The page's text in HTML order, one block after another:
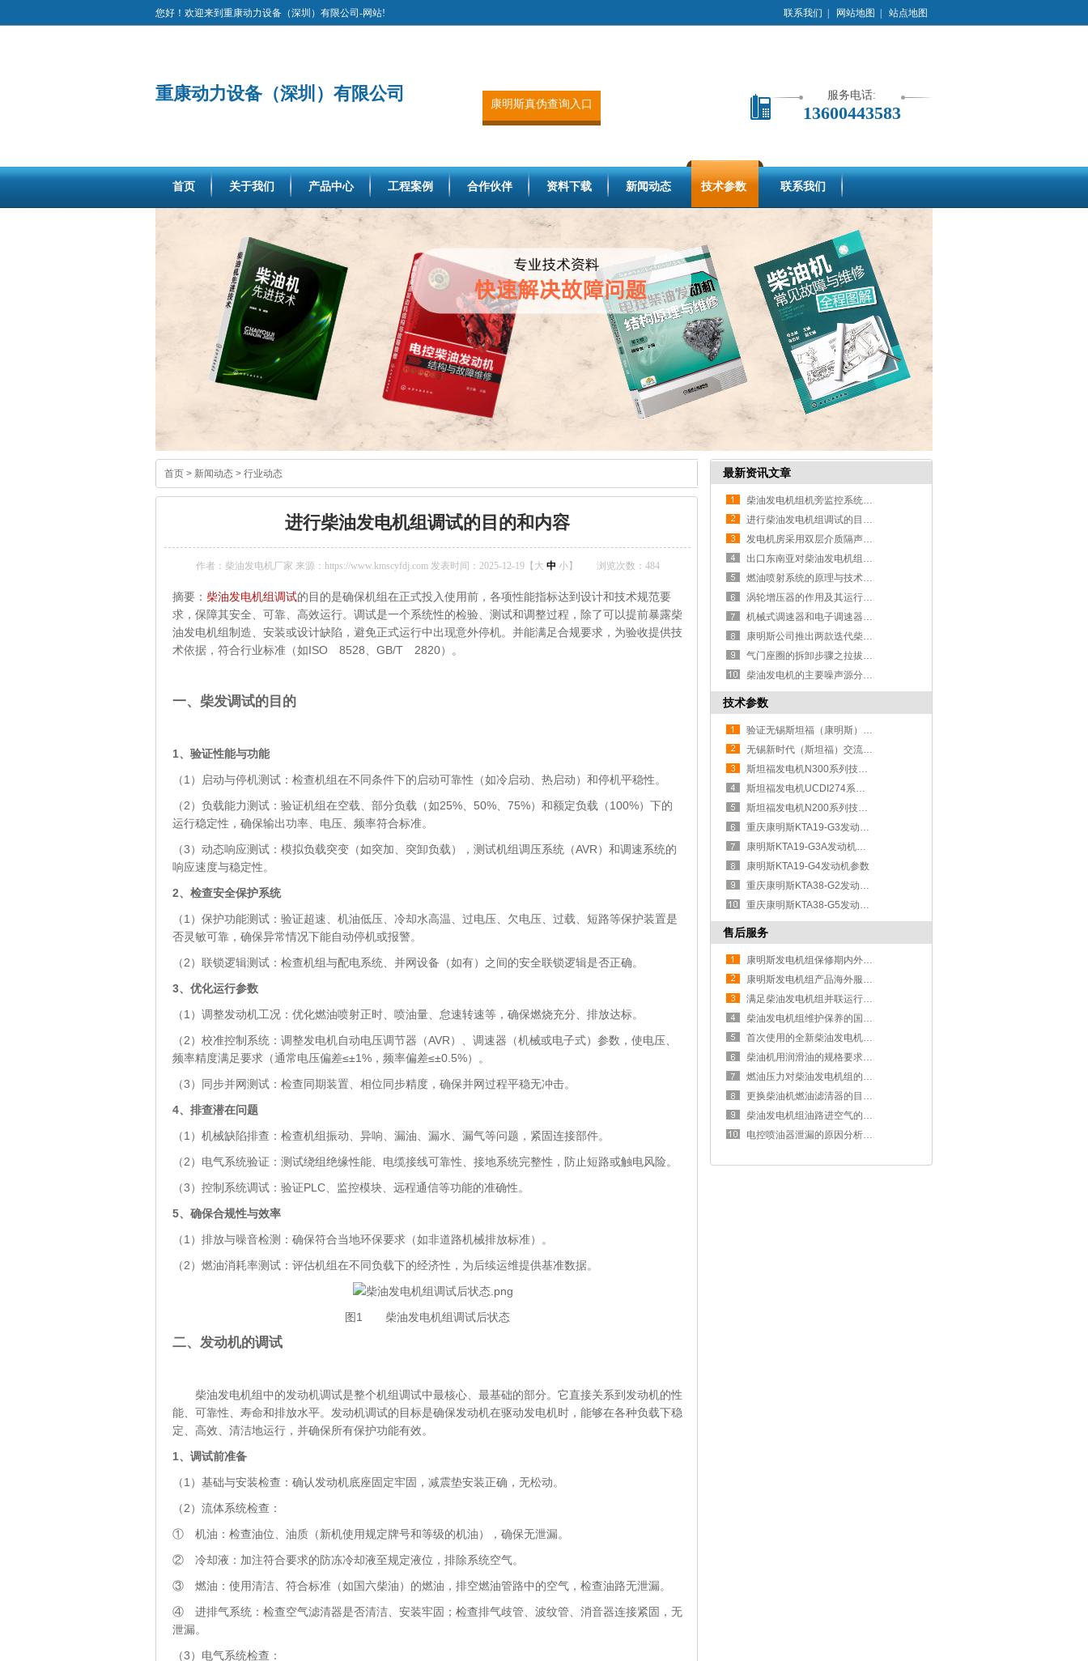
联系我们 网站地图 站点地图
您好！欢迎来到重康动力设备（深圳）有限公司-网站!
服务电话:
13600443583
重康动力设备（深圳）有限公司
康明斯真伪查询入口
首页 关于我们 产品中心 工程案例 合作伙伴 资料下载 新闻动态 技术参数 联系我们
首页 > 新闻动态 > 行业动态
进行柴油发电机组调试的目的和内容
作者：柴油发电机厂家 来源：https://www.kmscyfdj.com 发表时间：2025-12-19【 大 中 小】 浏览次数： 484
摘要： 柴油发电机组调试的目的是确保机组在正式投入使用前，各项性能指标达到设计和技术规范要
求，保障其安全、可靠、高效运行。调试是一个系统性的检验、测试和调整过程，除了可以提前暴露柴
油发电机组制造、安装或设计缺陷，避免正式运行中出现意外停机。并能满足合规要求，为验收提供技
术依据，符合行业标准（如ISO 8528、GB/T 2820）。
一、柴发调试的目的
1、 验证性能与功能
（1）启动与停机测试：检查机组在不同条件下的启动可靠性（如冷启动、热启动）和停机平稳性。
（2）负载能力测试：验证机组在空载、部分负载（如25%、50%、75%）和额定负载（100%）下的
运行稳定性，确保输出功率、电压、频率符合标准。
（3）动态响应测试：模拟负载突变（如突加、突卸负载），测试机组调压系统（AVR）和调速系统的
响应速度与稳定性。
2、 检查安全保护系统
（1）保护功能测试：验证超速、机油低压、冷却水高温、过电压、欠电压、过载、短路等保护装置是
否灵敏可靠，确保异常情况下能自动停机或报警。
（2）联锁逻辑测试：检查机组与配电系统、并网设备（如有）之间的安全联锁逻辑是否正确。
3、 优化运行参数
（1）调整发动机工况：优化燃油喷射正时、喷油量、怠速转速等，确保燃烧充分、排放达标。
（2）校准控制系统：调整发电机自动电压调节器（AVR）、调速器（机械或电子式）参数，使电压、
频率精度满足要求（通常电压偏差≤±1%，频率偏差≤±0.5%）。
（3）同步并网测试：检查同期装置、相位同步精度，确保并网过程平稳无冲击。
4、 排查潜在问题
（1）机械缺陷排查：检查机组振动、异响、漏油、漏水、漏气等问题，紧固连接部件。
（2）电气系统验证：测试绕组绝缘性能、电缆接线可靠性、接地系统完整性，防止短路或触电风险。
（3）控制系统调试：验证PLC、监控模块、远程通信等功能的准确性。
5、 确保合规性与效率
（1）排放与噪音检测：确保符合当地环保要求（如非道路机械排放标准）。
（2）燃油消耗率测试：评估机组在不同负载下的经济性，为后续运维提供基准数据。
图1 柴油发电机组调试后状态
二、发动机的调试
柴油发电机组中的发动机调试是整个机组调试中最核心、最基础的部分。它直接关系到发动机的性
能、可靠性、寿命和排放水平。发动机调试的目标是确保发动机在驱动发电机时，能够在各种负载下稳
定、高效、清洁地运行，并确保所有保护功能有效。
1、 调试前准备
（1）基础与安装检查：确认发动机底座固定牢固，减震垫安装正确，无松动。
（2）流体系统检查：
① 机油：检查油位、油质（新机使用规定牌号和等级的机油），确保无泄漏。
② 冷却液：加注符合要求的防冻冷却液至规定液位，排除系统空气。
③ 燃油：使用清洁、符合标准（如国六柴油）的燃油，排空燃油管路中的空气，检查油路无泄漏。
④ 进排气系统：检查空气滤清器是否清洁、安装牢固；检查排气歧管、波纹管、消音器连接紧固，无
泄漏。
（3）电气系统检查：
最新资讯文章
柴油发电机组机旁监控系统的功能与
进行柴油发电机组调试的目的和内容
发电机房采用双层介质隔声的原理及
出口东南亚对柴油发电机组的限制条
燃油喷射系统的原理与技术历程
涡轮增压器的作用及其运行特点
机械式调速器和电子调速器的优缺点
康明斯公司推出两款迭代柴油发电机
气门座圈的拆卸步骤之拉拔法和切削
柴油发电机的主要噪声源分析及其目
技术参数
验证无锡斯坦福（康明斯）发电机真伪的
无锡新时代（斯坦福）交流发电机有限公
斯坦福发电机N300系列技术参数
斯坦福发电机UCDI274系列技术参数
斯坦福发电机N200系列技术参数
重庆康明斯KTA19-G3发动机参数
康明斯KTA19-G3A发动机技术参数
康明斯KTA19-G4发动机参数
重庆康明斯KTA38-G2发动机参数
重庆康明斯KTA38-G5发动机参数
售后服务
康明斯发电机组保修期内外服务的收
康明斯发电机组产品海外服务政策解
满足柴油发电机组并联运行的条件与
柴油发电机组维护保养的国家规范与
首次使用的全新柴油发电机组注意事
柴油机用润滑油的规格要求与加注步
燃油压力对柴油发电机组的影响和测
更换柴油机燃油滤清器的目的和步骤
柴油发电机组油路进空气的原因及排
电控喷油器泄漏的原因分析及检测方